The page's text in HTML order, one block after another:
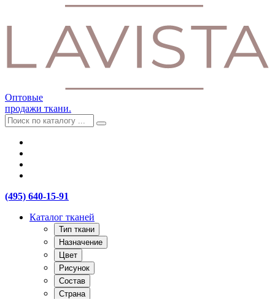
Оптовые
продажи ткани.
(495) 640-15-91
Каталог тканей
Тип ткани
Назначение
Цвет
Рисунок
Состав
Страна